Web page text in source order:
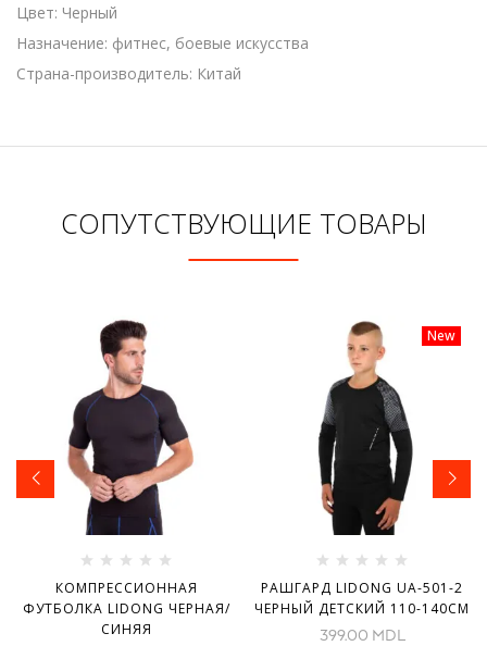
Цвет: Черный
Назначение: фитнес, боевые искусства
Страна-производитель: Китай
СОПУТСТВУЮЩИЕ ТОВАРЫ
КОМПРЕССИОННАЯ
ФУТБОЛКА LIDONG ЧЕРНАЯ/
СИНЯЯ
New
РАШГАРД LIDONG UA-501-2
ЧЕРНЫЙ ДЕТСКИЙ 110-140СМ
399.00 MDL